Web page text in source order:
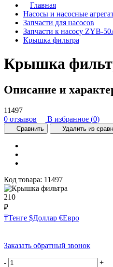
Главная
Насосы и насосные
Запчасти для насосов
Запчасти к насосу ZYB-
Крышка фильтра
Крышка
Описание и
11497
0 отзывов
В избранное (0)
Сравнить Удалить из
Код товара: 11497
210
₽
₸Тенге $Доллар €Евро
Заказать обратный звонок
- +